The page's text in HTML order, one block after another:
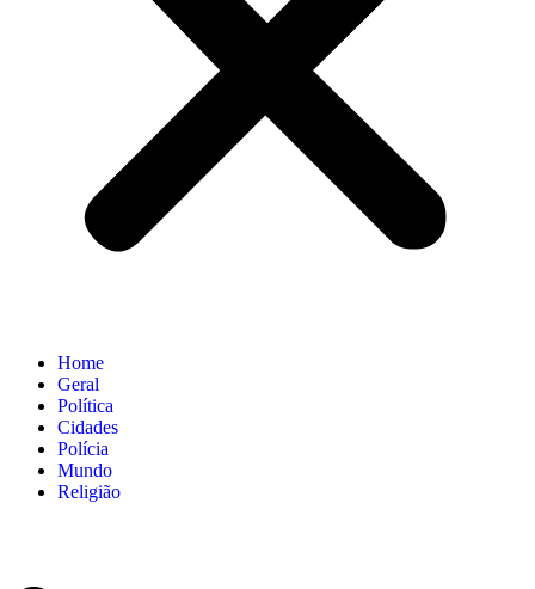
Home
Geral
Política
Cidades
Polícia
Mundo
Religião